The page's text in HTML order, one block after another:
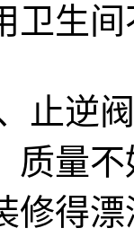
卫生
止逆阀
质量
修得